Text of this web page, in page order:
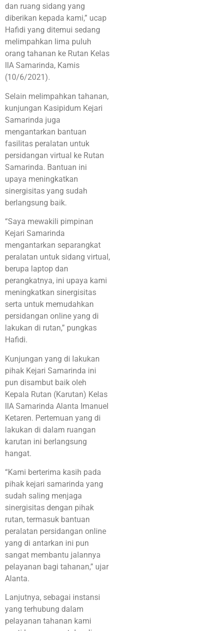
dan ruang sidang yang
diberikan kepada kami,” ucap
Hafidi yang ditemui sedang
melimpahkan lima puluh
orang tahanan ke Rutan Kelas
IIA Samarinda, Kamis
(10/6/2021).
Selain melimpahkan tahanan,
kunjungan Kasipidum Kejari
Samarinda juga
mengantarkan bantuan
fasilitas peralatan untuk
persidangan virtual ke Rutan
Samarinda. Bantuan ini
upaya meningkatkan
sinergisitas yang sudah
berlangsung baik.
“Saya mewakili pimpinan
Kejari Samarinda
mengantarkan separangkat
peralatan untuk sidang virtual,
berupa laptop dan
perangkatnya, ini upaya kami
meningkatkan sinergisitas
serta untuk memudahkan
persidangan online yang di
lakukan di rutan,” pungkas
Hafidi.
Kunjungan yang di lakukan
pihak Kejari Samarinda ini
pun disambut baik oleh
Kepala Rutan (Karutan) Kelas
IIA Samarinda Alanta Imanuel
Ketaren. Pertemuan yang di
lakukan di dalam ruangan
karutan ini berlangsung
hangat.
“Kami berterima kasih pada
pihak kejari samarinda yang
sudah saling menjaga
sinergisitas dengan pihak
rutan, termasuk bantuan
peralatan persidangan online
yang di antarkan ini pun
sangat membantu jalannya
pelayanan bagi tahanan,” ujar
Alanta.
Lanjutnya, sebagai instansi
yang terhubung dalam
pelayanan tahanan kami